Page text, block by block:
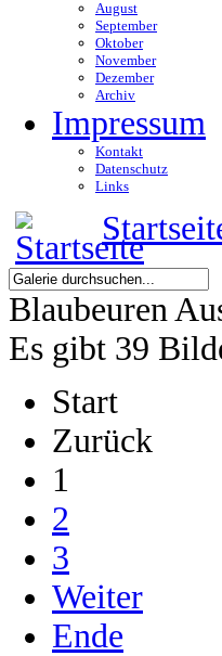
August
September
Oktober
November
Dezember
Archiv
Impressum
Kontakt
Datenschutz
Links
Blaubeuren
Es gibt 39
Start
Zurück
1
2
3
Weiter
Ende